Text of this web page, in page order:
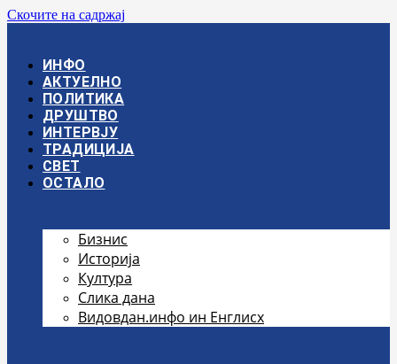
Скочите на садржај
ИНФО
АКТУЕЛНО
ПОЛИТИКА
ДРУШТВО
ИНТЕРВЈУ
ТРАДИЦИЈА
СВЕТ
ОСТАЛО
Бизнис
Историја
Култура
Слика дана
Видовдан.инфо ин Енглисх